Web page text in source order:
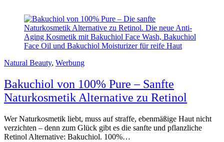
Natural Beauty, Werbung
Bakuchiol von 100% Pure – Sanfte
Naturkosmetik Alternative zu Retinol
Wer Naturkosmetik liebt, muss auf straffe, ebenmäßige Haut nicht
verzichten – denn zum Glück gibt es die sanfte und pflanzliche
Retinol Alternative: Bakuchiol. 100%…